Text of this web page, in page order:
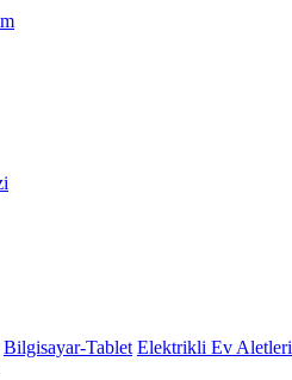
Bilgisayar-Tablet Elektrikli Ev Aletleri